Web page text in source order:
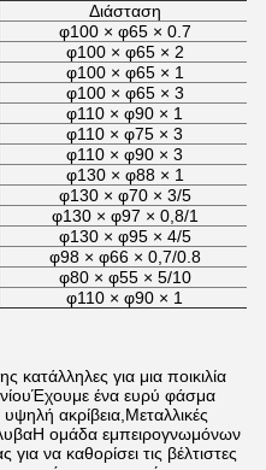
Διάσταση
φ100 × φ65 × 0.7
φ100 × φ65 × 2
φ100 × φ65 × 1
φ100 × φ65 × 3
φ110 × φ90 × 1
φ110 × φ75 × 3
φ110 × φ90 × 3
φ130 × φ88 × 1
φ130 × φ70 × 3/5
φ130 × φ97 × 0,8/1
φ130 × φ95 × 4/5
φ98 × φ66 × 0,7/0.8
φ80 × φ55 × 5/10
φ110 × φ90 × 1
κατάλληλες για μια ποικιλία
ένα ευρύ φάσμα
ακρίβεια,Μεταλλικές
ομάδα εμπειρογνωμόνων
να καθορίσει τις βέλτιστες